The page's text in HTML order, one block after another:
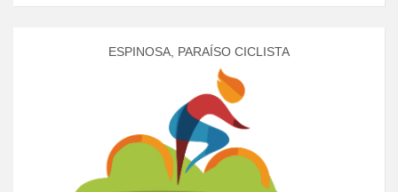
ESPINOSA, PARAÍSO CICLISTA